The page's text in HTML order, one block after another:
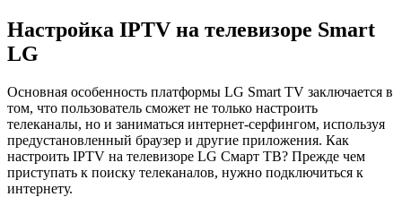
Настройка IPTV на телевизоре Smart
LG
Основная особенность платформы LG Smart TV заключается в
том, что пользователь сможет не только настроить
телеканалы, но и заниматься интернет-серфингом, используя
предустановленный браузер и другие приложения. Как
настроить IPTV на телевизоре LG Смарт ТВ? Прежде чем
приступать к поиску телеканалов, нужно подключиться к
интернету.